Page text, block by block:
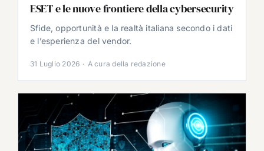
ESET e le nuove frontiere della cybersecurity
Sfide, opportunità e la realtà italiana secondo i dati
e l’esperienza del vendor.
31 Luglio 2026 · A cura della redazione